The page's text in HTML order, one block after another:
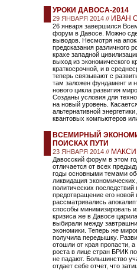
УРОКИ ДАВОСА-2014
29 ЯНВАРЯ 2014 // ИВАН
26 января завершился
форум в Давосе. Можно
выводов. Несмотря на
предсказания различного
крахе западной
выход из экономического
краткосрочной, и в
теперь связывают с
там заложен фундамент и
нового цикла развития
Созданы условия для
на новый уровень.
альтернативной
квантовых компьютеров
ВСЕМИРНЫЙ
ПОИСКАХ ПУТИ
23 ЯНВАРЯ 2014 //
Давосский форум в этом
отличается от всех
годы основными темами
ликвидация
политических последствий
предотвращение его новой
рассматривались
способы минимизировать
кризиса же в Давосе
выбирали между
экономики. Теперь же
получила передышку.
отошли от края пропасти,
роста в лице стран БРИК
не падают. Большинство
отдает себе отчет, что